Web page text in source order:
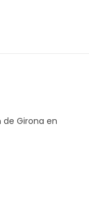
Girona en